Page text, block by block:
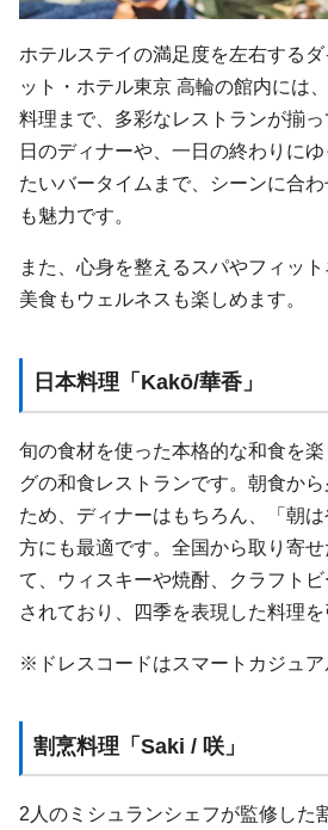
ホテルステイの満足度を左右する
ット・ホテル東京 高輪の館内には
料理まで、多彩なレストランが揃
日のディナーや、一日の終わりに
たいバータイムまで、シーンに合
も魅力です。
また、心身を整えるスパやフィット
美食もウェルネスも楽しめます。
日本料理「Kakō/華香」
旬の食材を使った本格的な和食を
グの和食レストランです。朝食か
ため、ディナーはもちろん、「朝
方にも最適です。全国から取り寄
て、ウィスキーや焼酎、クラフト
されており、四季を表現した料理を
※ドレスコードはスマートカジュア
割烹料理「Saki / 咲」
2人のミシュランシェフが監修した